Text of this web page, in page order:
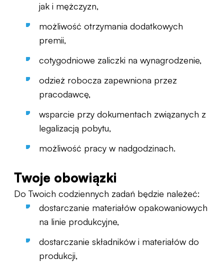
jak i mężczyzn,
możliwość otrzymania dodatkowych
premii,
cotygodniowe zaliczki na wynagrodzenie,
odzież robocza zapewniona przez
pracodawcę,
wsparcie przy dokumentach związanych z
legalizacją pobytu,
możliwość pracy w nadgodzinach.
Twoje obowiązki
Do Twoich codziennych zadań będzie należeć:
dostarczanie materiałów opakowaniowych
na linie produkcyjne,
dostarczanie składników i materiałów do
produkcji,